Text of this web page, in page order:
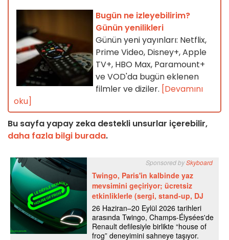
Bugün ne izleyebilirim?
Günün yenilikleri
Günün yeni yayınları: Netflix,
Prime Video, Disney+, Apple
TV+, HBO Max, Paramount+
ve VOD'da bugün eklenen
filmler ve diziler. [Devamını
oku]
Bu sayfa yapay zeka destekli unsurlar içerebilir,
daha fazla bilgi burada.